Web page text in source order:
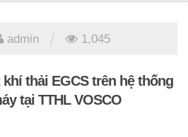
admin 1,045
thải EGCS trên hệ thống
tại TTHL VOSCO